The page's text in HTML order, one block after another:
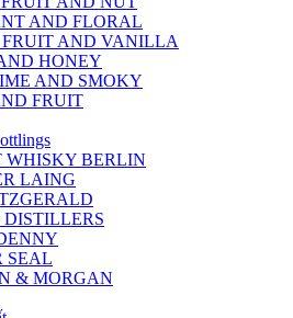
AND FLORAL
FRUIT AND VANILLA
HONEY
AND SMOKY
FRUIT
WHISKY BERLIN
LAING
SEAL
& MORGAN